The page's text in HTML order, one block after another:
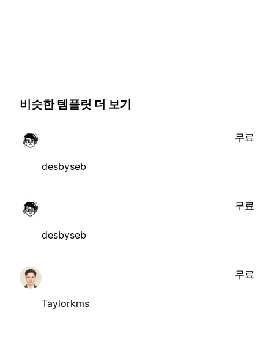
비슷한 템플릿 더 보기
desbyseb
무료
desbyseb
무료
Taylorkms
무료